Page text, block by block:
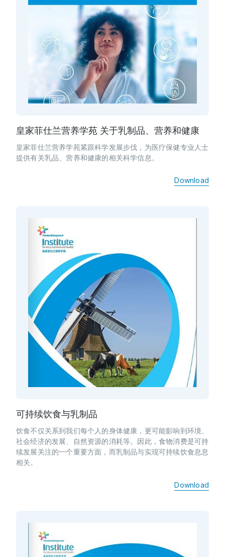
皇家菲仕兰营养学苑 关于乳制品、营养和健康
皇家菲仕兰营养学苑紧跟科学发展步伐，为医疗保健专业人士
提供有关乳品、营养和健康的相关科学信息。
Download
可持续饮食与乳制品
饮食不仅关系到我们每个人的身体健康，更可能影响到环境、
社会经济的发展、自然资源的消耗等。因此，食物消费是可持
续发展关注的一个重要方面，而乳制品与实现可持续饮食息息
相关。
Download